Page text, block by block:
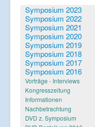
Mediathek
Aktuelles
Veranstaltungen
Informationen
Verlinkungen
Symposium 2023
Symposium 2022
Symposium 2021
Symposium 2020
Symposium 2019
Symposium 2018
Symposium 2017
Symposium 2016
Vorträge - Interviews
Kongresszeitung
Informationen
Nachbetrachtung
DVD z. Symposium